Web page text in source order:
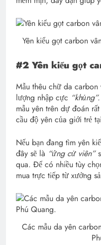
Yên kiểu gọt carbon
#2 Yên kiểu gọt
Mẫu thêu chữ da
lượng nhập cực “khủng”.
mẫu yên trên dự đoán
cầu độ yên của giới trẻ
Nếu bạn đang tìm yên
đây sẽ là “ứng cử viên”
qua. Để có nhiều tùy
mua trực tiếp từ xưởng
Các mẫu da yên